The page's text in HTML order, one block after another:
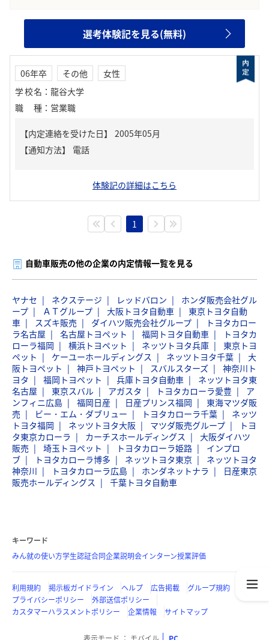
選考体験記を見る(無料)
06年卒 その他
女性
学校名 ： 龍谷大学
職種 ： 営業職
【内定連絡を受けた日】
2005年05月
【通知方法】
電話
体験記の詳細はこちら
1
自動車販売の他の企業の内定情報一覧を見る
ヤナセ ネクステージ レッドバロン
ホンダ販売会社グル
ープ
ＡＴグループ 大阪トヨタ自動車
東京トヨタ自動
車
スズキ販売 ダイハツ販売会社グループ
トヨタカロー
ラ名古屋
名古屋トヨペット 福岡トヨタ自動車
トヨタカ
ローラ福岡
横浜トヨペット ネッツトヨタ兵庫
東京トヨ
ペット
ケーユーホールディングス ネッツトヨタ千葉
大
阪トヨペット
神戸トヨペット スバルスターズ
神奈川ト
ヨタ
福岡トヨペット 兵庫トヨタ自動車
ネッツトヨタ東
名古屋
東京スバル アガスタ トヨタカローラ愛豊
ア
ンフィニ広島
福岡日産 日産プリンス福岡
東海マツダ販
売
ビー・エム・ダブリュー トヨタカローラ千葉
ネッツ
トヨタ福岡
ネッツトヨタ大阪 マツダ販売グループ
トヨ
タ東京カローラ
カーチスホールディングス
大阪ダイハツ
販売
埼玉トヨペット トヨタカローラ姫路
インプロ
ブ
トヨタカローラ博多 ネッツトヨタ東京
ネッツトヨタ
神奈川
トヨタカローラ広島 ホンダネットナラ
日産東京
販売ホールディングス
千葉トヨタ自動車
キーワード
みん就の使い方学生認証合同企業説明会インターン授業評価
利用規約 掲示板ガイドライン ヘルプ 広告掲載
グループ規約
プライバシーポリシー
外部送信ポリシー
カスタマーハラスメントポリシー
企業情報 サイトマップ